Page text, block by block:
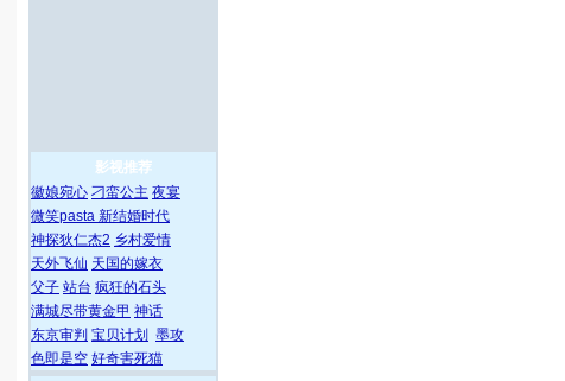
影视推荐
徽娘宛心 刁蛮公主 夜宴
微笑pasta 新结婚时代
神探狄仁杰2 乡村爱情
天外飞仙 天国的嫁衣
父子 站台 疯狂的石头
满城尽带黄金甲 神话
东京审判 宝贝计划
墨攻
色即是空 好奇害死猫